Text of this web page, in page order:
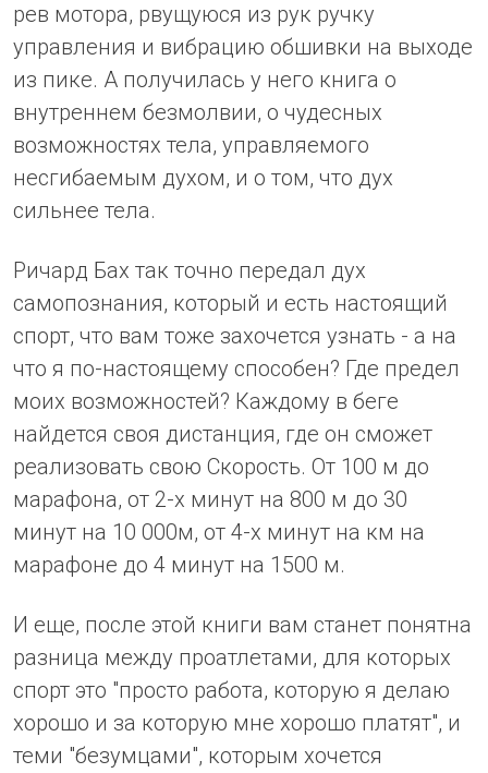
рев мотора, рвущуюся из рук ручку
управления и вибрацию обшивки на выходе
из пике. А получилась у него книга о
внутреннем безмолвии, о чудесных
возможностях тела, управляемого
несгибаемым духом, и о том, что дух
сильнее тела.
Ричард Бах так точно передал дух
самопознания, который и есть настоящий
спорт, что вам тоже захочется узнать - а на
что я по-настоящему способен? Где предел
моих возможностей? Каждому в беге
найдется своя дистанция, где он сможет
реализовать свою Скорость. От 100 м до
марафона, от 2-х минут на 800 м до 30
минут на 10 000м, от 4-х минут на км на
марафоне до 4 минут на 1500 м.
И еще, после этой книги вам станет понятна
разница между проатлетами, для которых
спорт это "просто работа, которую я делаю
хорошо и за которую мне хорошо платят", и
теми "безумцами", которым хочется